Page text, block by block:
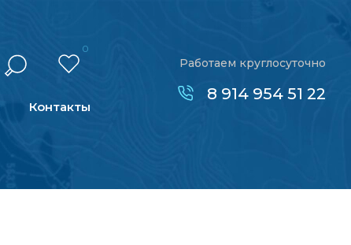
0
Контакты
Работаем круглосуточно
8 914 954 51 22